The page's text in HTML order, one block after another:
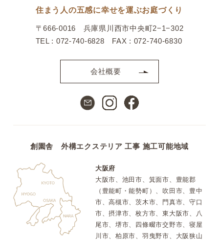
住まう人の五感に幸せを運ぶお庭づくり
〒666-0016 兵庫県川西市中央町2−1−302
TEL : 072-740-6828 FAX : 072-740-6830
会社概要
創園舎 外構エクステリア 工事 施工可能地域
大阪府
大阪市、池田市、箕面市、豊能郡
（豊能町・能勢町）、吹田市、豊中
市、高槻市、茨木市、門真市、守口
市、摂津市、枚方市、東大阪市、八
尾市、堺市、四條畷市交野市、寝屋
川市、柏原市、羽曳野市、大阪狭山